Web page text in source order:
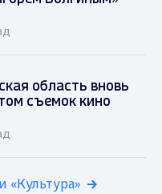
область вновь
съемок кино
«Культура»